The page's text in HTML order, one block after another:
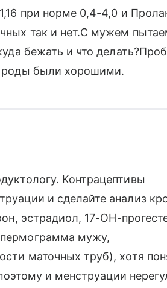
при норме 0,4-4,0 и
так и нет.С мужем
бежать и что
роды были хорошими.
Контрацептивы
и сделайте анализ
эстрадиол, 17-ОН-
мужу,
маточных труб), хотя
и менструации